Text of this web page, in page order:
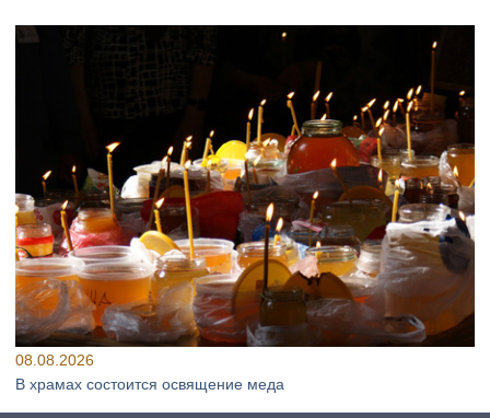
08.08.2026
В храмах состоится освящение меда